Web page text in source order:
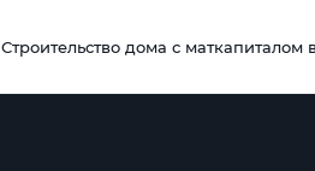
00:00
Строительство дома с маткапиталом